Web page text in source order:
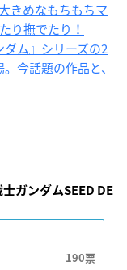
きめなもちもちマ
り撫でたり！
ム』シリーズの2
今話題の作品と、
ガンダムSEED DE
190